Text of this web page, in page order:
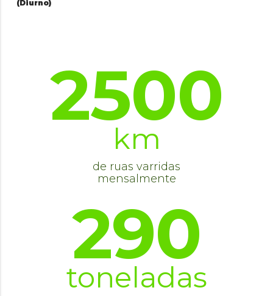
(Diurno)
2500
km
de ruas varridas
mensalmente
290
toneladas